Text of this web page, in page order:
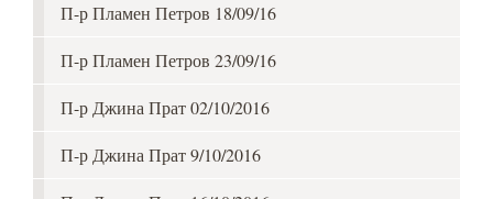
П-р Пламен Петров 18/09/16
П-р Пламен Петров 23/09/16
П-р Джина Прат 02/10/2016
П-р Джина Прат 9/10/2016